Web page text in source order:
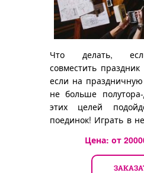
Что делать,
совместить
если на
не больше
этих целей
поединок! Играть в
Цена: от